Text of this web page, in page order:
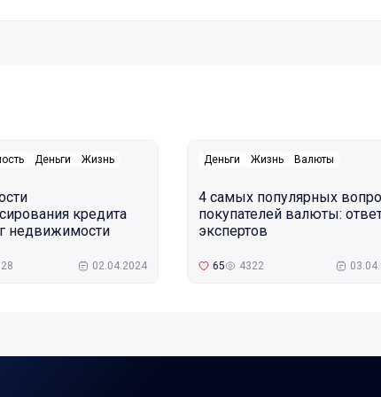
Деньги Жизнь
кредита
недвижимости
02.04.2024
Деньги Жизнь Валюты
4 самых популярных
покупателей валюты:
экспертов
65 4322